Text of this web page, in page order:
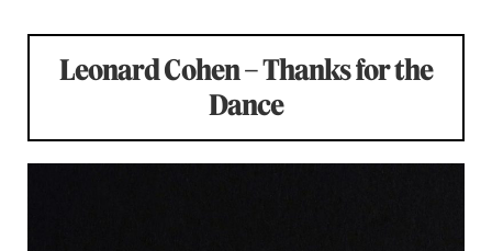
Leonard Cohen – Thanks for the
Dance